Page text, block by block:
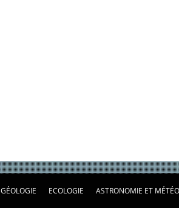
GÉOLOGIE ECOLOGIE ASTRONOMIE ET